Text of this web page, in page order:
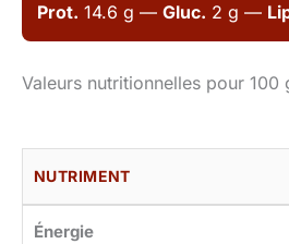
Prot. 14.6 g — Gluc. 2 g —
Valeurs nutritionnelles pour 100
NUTRIMENT
Énergie